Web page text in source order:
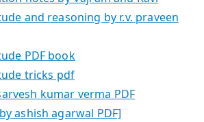
and reasoning by r.v. praveen
PDF book
tricks pdf
kumar verma PDF
ashish agarwal PDF]